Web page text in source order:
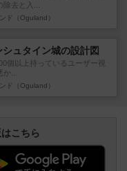
去と入...
ド（Oguland）
シュタイン城の設計図
個以上持っているユーザー視
...
ド（Oguland）
こちら